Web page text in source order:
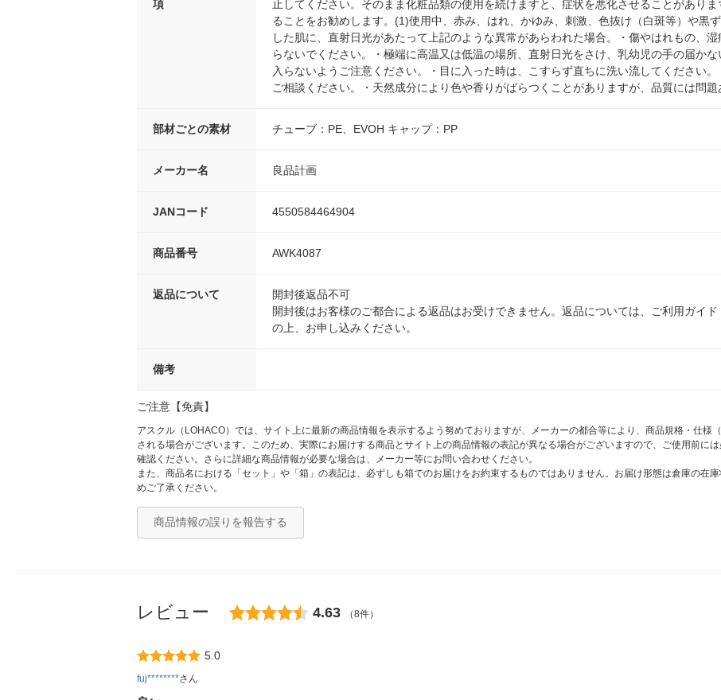
項
止してください。そのまま化粧品類の使用を続けますと、症状を悪化させることがあり
ることをお勧めします。(1)使用中、赤み、はれ、かゆみ、刺激、色抜け（白斑等）や黒
した肌に、直射日光があたって上記のような異常があらわれた場合。・傷やはれもの、
らないでください。・極端に高温又は低温の場所、直射日光をさけ、乳幼児の手の届か
入らないようご注意ください。・目に入った時は、こすらず直ちに洗い流してください
ご相談ください。・天然成分により色や香りがばらつくことがありますが、品質には問題
部材ごとの素材 チューブ：PE、EVOH キャップ：PP
メーカー名 良品計画
JANコード 4550584464904
商品番号 AWK4087
返品について
開封後返品不可
開封後はお客様のご都合による返品はお受けできません。返品については、ご利用ガイ
の上、お申し込みください。
備考
ご注意【免責】
アスクル（LOHACO）では、サイト上に最新の商品情報を表示するよう努めておりますが、メーカーの都合等により、商品規格・仕様
される場合がございます。このため、実際にお届けする商品とサイト上の商品情報の表記が異なる場合がございますので、ご使用前に
確認ください。さらに詳細な商品情報が必要な場合は、メーカー等にお問い合わせください。
また、商品名における「セット」や「箱」の表記は、必ずしも箱でのお届けをお約束するものではありません。お届け形態は倉庫の在
めご了承ください。
商品情報の誤りを報告する
レビュー 4.63 （8件）
5.0
fuj********さん